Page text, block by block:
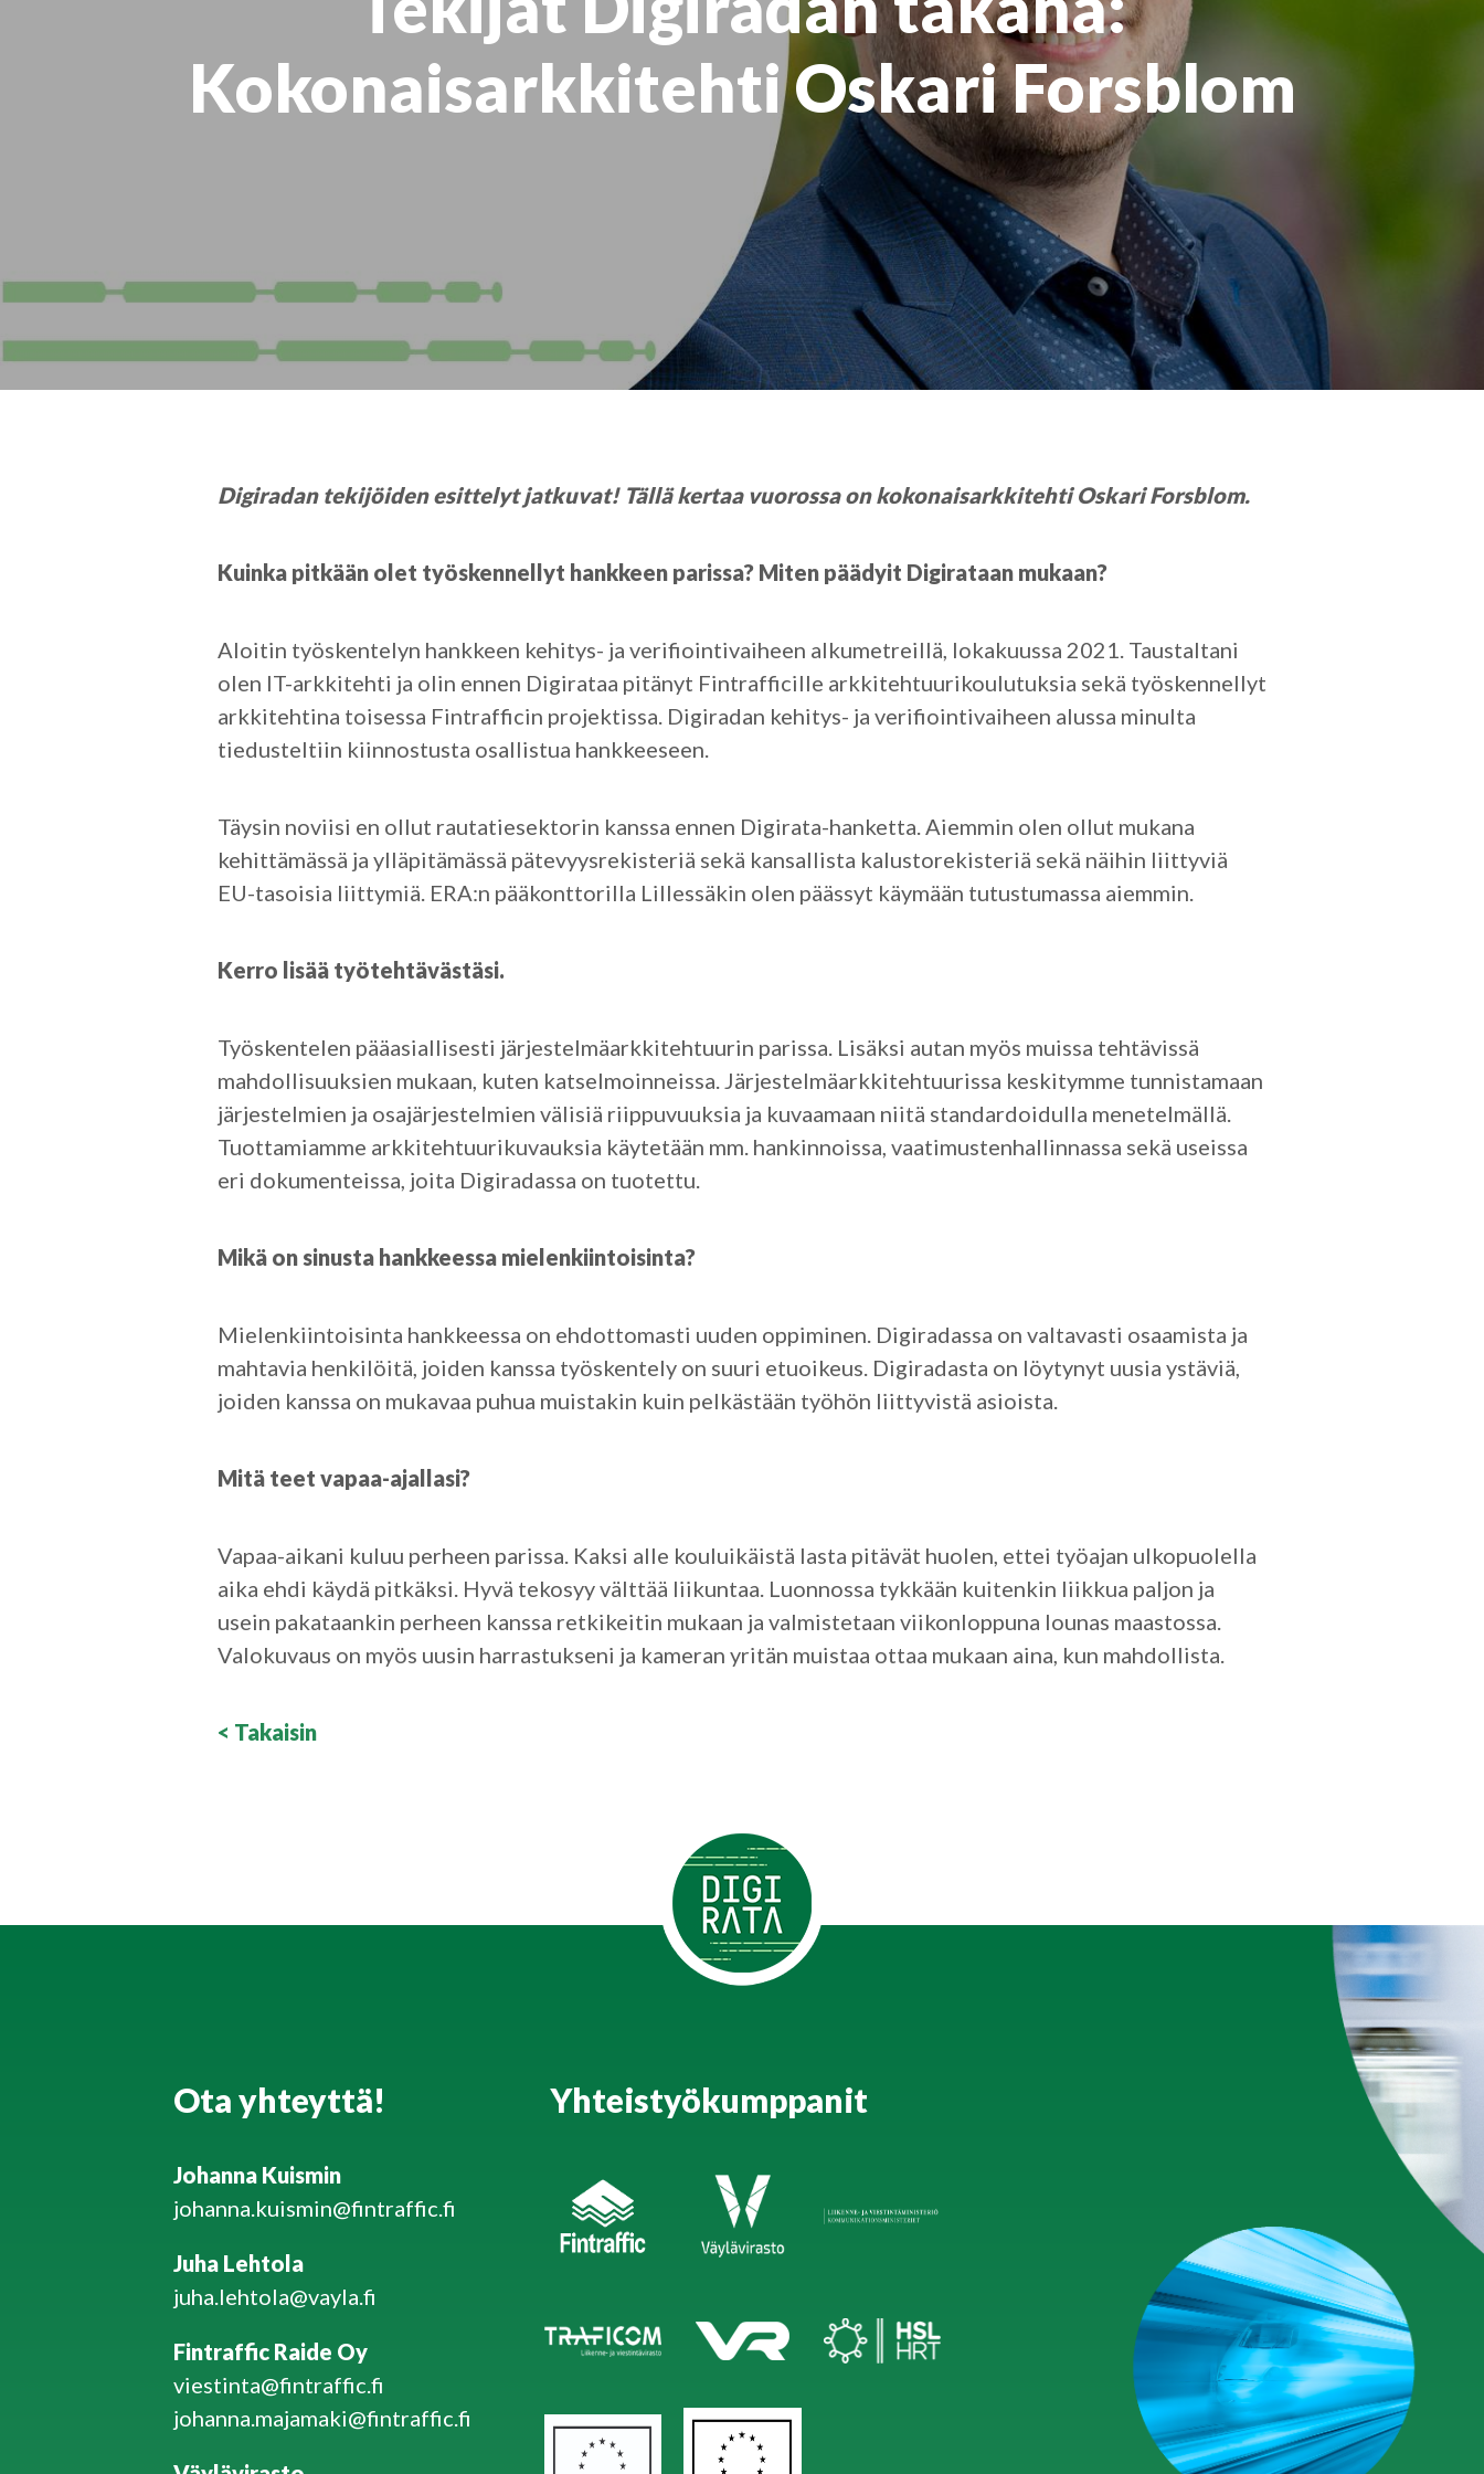
Kokonaisarkkitehti Oskari Forsblom
Digiradan tekijöiden esittelyt jatkuvat! Tällä kertaa vuorossa on kokonaisarkkitehti Oskari Forsblom.
Kuinka pitkään olet työskennellyt hankkeen parissa? Miten päädyit Digirataan mukaan?
Aloitin työskentelyn hankkeen kehitys- ja verifiointivaiheen alkumetreillä, lokakuussa 2021. Taustaltani
olen IT-arkkitehti ja olin ennen Digirataa pitänyt Fintrafficille arkkitehtuurikoulutuksia sekä työskennellyt
arkkitehtina toisessa Fintrafficin projektissa. Digiradan kehitys- ja verifiointivaiheen alussa minulta
tiedusteltiin kiinnostusta osallistua hankkeeseen.
Täysin noviisi en ollut rautatiesektorin kanssa ennen Digirata-hanketta. Aiemmin olen ollut mukana
kehittämässä ja ylläpitämässä pätevyysrekisteriä sekä kansallista kalustorekisteriä sekä näihin liittyviä
EU-tasoisia liittymiä. ERA:n pääkonttorilla Lillessäkin olen päässyt käymään tutustumassa aiemmin.
Kerro lisää työtehtävästäsi.
Työskentelen pääasiallisesti järjestelmäarkkitehtuurin parissa. Lisäksi autan myös muissa tehtävissä
mahdollisuuksien mukaan, kuten katselmoinneissa. Järjestelmäarkkitehtuurissa keskitymme tunnistamaan
järjestelmien ja osajärjestelmien välisiä riippuvuuksia ja kuvaamaan niitä standardoidulla menetelmällä.
Tuottamiamme arkkitehtuurikuvauksia käytetään mm. hankinnoissa, vaatimustenhallinnassa sekä useissa
eri dokumenteissa, joita Digiradassa on tuotettu.
Mikä on sinusta hankkeessa mielenkiintoisinta?
Mielenkiintoisinta hankkeessa on ehdottomasti uuden oppiminen. Digiradassa on valtavasti osaamista ja
mahtavia henkilöitä, joiden kanssa työskentely on suuri etuoikeus. Digiradasta on löytynyt uusia ystäviä,
joiden kanssa on mukavaa puhua muistakin kuin pelkästään työhön liittyvistä asioista.
Mitä teet vapaa-ajallasi?
Vapaa-aikani kuluu perheen parissa. Kaksi alle kouluikäistä lasta pitävät huolen, ettei työajan ulkopuolella
aika ehdi käydä pitkäksi. Hyvä tekosyy välttää liikuntaa. Luonnossa tykkään kuitenkin liikkua paljon ja
usein pakataankin perheen kanssa retkikeitin mukaan ja valmistetaan viikonloppuna lounas maastossa.
Valokuvaus on myös uusin harrastukseni ja kameran yritän muistaa ottaa mukaan aina, kun mahdollista.
< Takaisin
Ota yhteyttä!
Johanna Kuismin
johanna.kuismin@fintraffic.fi
Juha Lehtola
juha.lehtola@vayla.fi
Fintraffic Raide Oy
viestinta@fintraffic.fi
johanna.majamaki@fintraffic.fi
Yhteistyökumppanit